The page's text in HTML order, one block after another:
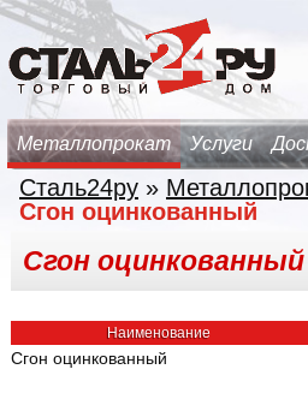
Металлопрокат Услуги
Сталь24ру »
Сгон оцинкованный
Сгон
Наименование
Сгон оцинкованный